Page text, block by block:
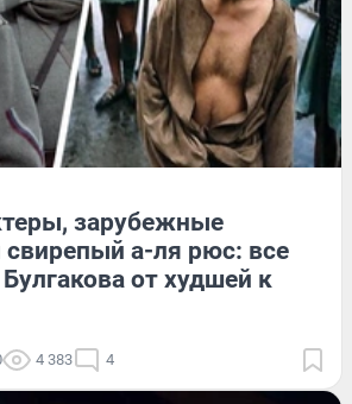
зарубежные
а-ля рюс: все
от худшей к
4 383 4